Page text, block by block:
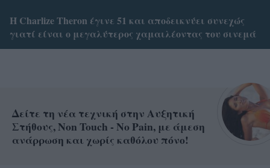
Η Charlize Theron έγινε 51 και αποδεικνύει συνεχώς
γιατί είναι ο μεγαλύτερος χαμαιλέοντας του σινεμά
Δείτε τη νέα τεχνική στην Αυξητική
Στήθους, Non Touch - No Pain, με άμεση
ανάρρωση και χωρίς καθόλου πόνο!